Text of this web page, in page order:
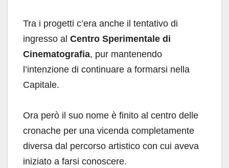
Tra i progetti c’era anche il tentativo di
ingresso al Centro Sperimentale di
Cinematografia, pur mantenendo
l’intenzione di continuare a formarsi nella
Capitale.
Ora però il suo nome è finito al centro delle
cronache per una vicenda completamente
diversa dal percorso artistico con cui aveva
iniziato a farsi conoscere.